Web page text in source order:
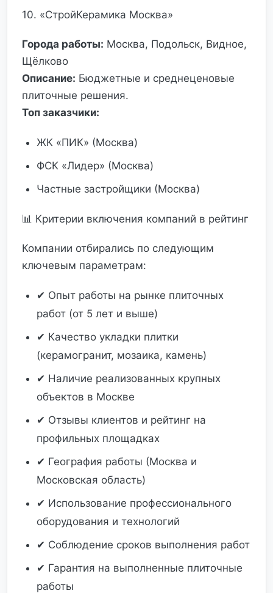
10. «СтройКерамика Москва»
Города работы: Москва, Подольск, Видное,
Щёлково
Описание: Бюджетные и среднеценовые
плиточные решения.
Топ заказчики:
ЖК «ПИК» (Москва)
ФСК «Лидер» (Москва)
Частные застройщики (Москва)
📊 Критерии включения компаний в рейтинг
Компании отбирались по следующим
ключевым параметрам:
✔ Опыт работы на рынке плиточных
работ (от 5 лет и выше)
✔ Качество укладки плитки
(керамогранит, мозаика, камень)
✔ Наличие реализованных крупных
объектов в Москве
✔ Отзывы клиентов и рейтинг на
профильных площадках
✔ География работы (Москва и
Московская область)
✔ Использование профессионального
оборудования и технологий
✔ Соблюдение сроков выполнения работ
✔ Гарантия на выполненные плиточные
работы